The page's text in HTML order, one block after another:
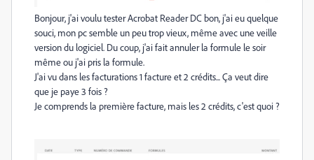
Bonjour, j'ai voulu testerAcrobat ReaderDC bon, j'ai eu quelque
souci, mon pcsemble un peu trop vieux, même avec une veille
version du logiciel. Du coup, j'ai fait annuler la formule le soir
même ou j'ai pris la formule.
J'ai vu dans les facturations 1 facture et 2 crédits...Ça veut dire
que je paye 3 fois ?
Je comprends la première facture, mais les 2 crédits, c'est quoi ?